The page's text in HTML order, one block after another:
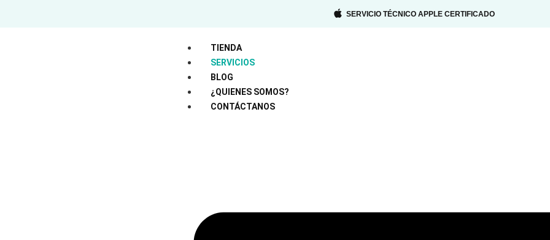
SERVICIO TÉCNICO APPLE CERTIFICADO
TIENDA
SERVICIOS
BLOG
¿QUIENES SOMOS?
CONTÁCTANOS